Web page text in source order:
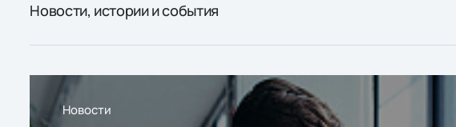
Новости, истории и события
Новости